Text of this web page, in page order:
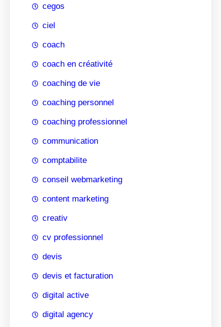
cegos
ciel
coach
coach en créativité
coaching de vie
coaching personnel
coaching professionnel
communication
comptabilite
conseil webmarketing
content marketing
creativ
cv professionnel
devis
devis et facturation
digital active
digital agency